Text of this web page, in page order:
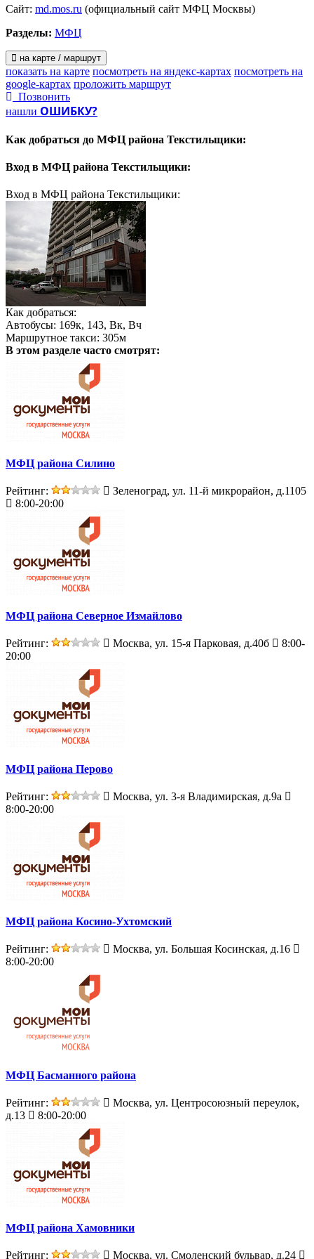
Сайт: md.mos.ru (официальный сайт МФЦ Москвы)
Разделы: МФЦ
на карте / маршрут
показать на карте посмотреть на яндекс-картах посмотреть на
google-картах проложить маршрут
Позвонить
нашли ОШИБКУ?
Как добраться до МФЦ района Текстильщики:
Вход в МФЦ района Текстильщики:
Вход в МФЦ района Текстильщики:
Как добраться:
Автобусы: 169к, 143, Вк, Вч
Маршрутное такси: 305м
В этом разделе часто смотрят:
МФЦ района Силино
Рейтинг:
Зеленоград, ул. 11-й микрорайон, д.1105
8:00-20:00
МФЦ района Северное Измайлово
Рейтинг: Москва, ул. 15-я Парковая, д.40б
8:00-
20:00
МФЦ района Перово
Рейтинг:
Москва, ул. 3-я Владимирская, д.9а
8:00-20:00
МФЦ района Косино-Ухтомский
Рейтинг:
Москва, ул. Большая Косинская, д.16
8:00-20:00
МФЦ Басманного района
Рейтинг:
Москва, ул. Центросоюзный переулок,
д.13
8:00-20:00
МФЦ района Хамовники
Рейтинг: Москва, ул. Смоленский бульвар, д.24